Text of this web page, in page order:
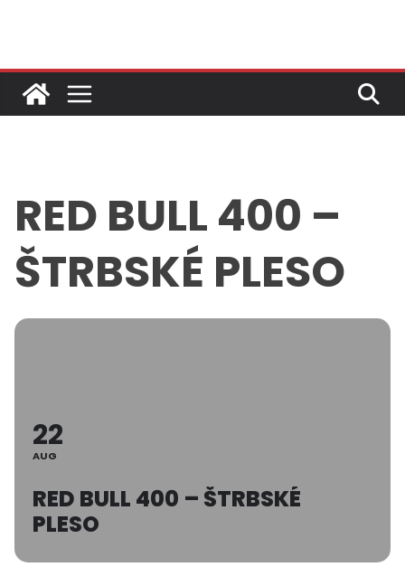
RED BULL 400 –
ŠTRBSKÉ PLESO
22
AUG
RED BULL 400 – ŠTRBSKÉ
PLESO